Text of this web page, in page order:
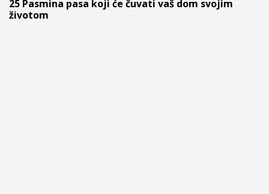
25 Pasmina pasa koji će čuvati vaš dom svojim
životom